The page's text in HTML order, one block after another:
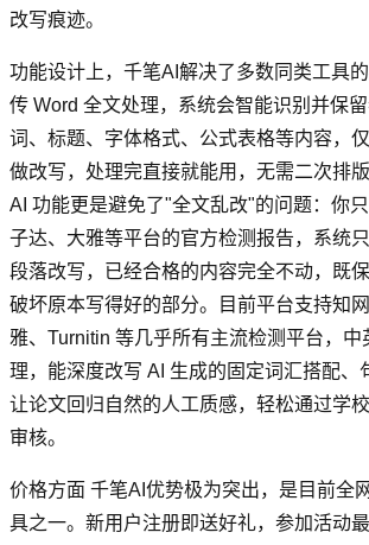
改写痕迹。
功能设计上，千笔AI解决了多数同类工具
传 Word 全文处理，系统会智能识别并保
词、标题、字体格式、公式表格等内容，
做改写，处理完直接就能用，无需二次排
AI 功能更是避免了"全文乱改"的问题：你
子达、大雅等平台的官方检测报告，系统
段落改写，已经合格的内容完全不动，既
破坏原本写得好的部分。目前平台支持知
雅、Turnitin 等几乎所有主流检测平台，中
理，能深度改写 AI 生成的固定词汇搭配、
让论文回归自然的人工质感，轻松通过学
审核。
价格方面 千笔AI优势极为突出，是目前全
具之一。新用户注册即送好礼，参加活动